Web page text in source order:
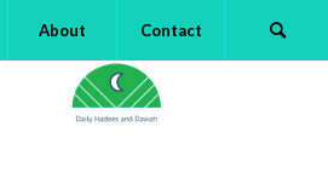
About Contact